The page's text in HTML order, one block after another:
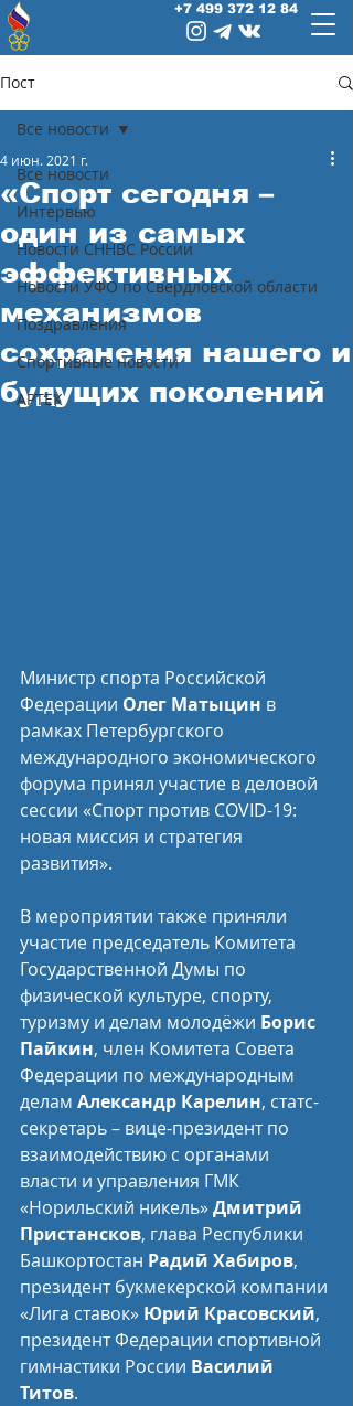
+7 499 372 12 84
Пост
Все новости
Интервью
Новости СННВС России
Новости УФО по Свердловской области
Поздравления
Спортивные новости
АРТЕК
Все новости
«Спорт сегодня –
один из самых
эффективных
механизмов
сохранения нашего и
будущих поколений
4 июн. 2021 г.
Министр спорта Российской
Федерации Олег Матыцин в
рамках Петербургского
международного экономического
форума принял участие в деловой
сессии «Спорт против COVID-19:
новая миссия и стратегия
развития».
В мероприятии также приняли
участие председатель Комитета
Государственной Думы по
физической культуре, спорту,
туризму и делам молодёжи Борис
Пайкин, член Комитета Совета
Федерации по международным
делам Александр Карелин, статс-
секретарь – вице-президент по
взаимодействию с органами
власти и управления ГМК
«Норильский никель» Дмитрий
Пристансков, глава Республики
Башкортостан Радий Хабиров,
президент букмекерской компании
«Лига ставок» Юрий Красовский,
президент Федерации спортивной
гимнастики России Василий
Титов.